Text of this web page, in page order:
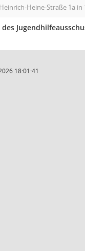
Heinrich-Heine-Straße 1a
18:01:41